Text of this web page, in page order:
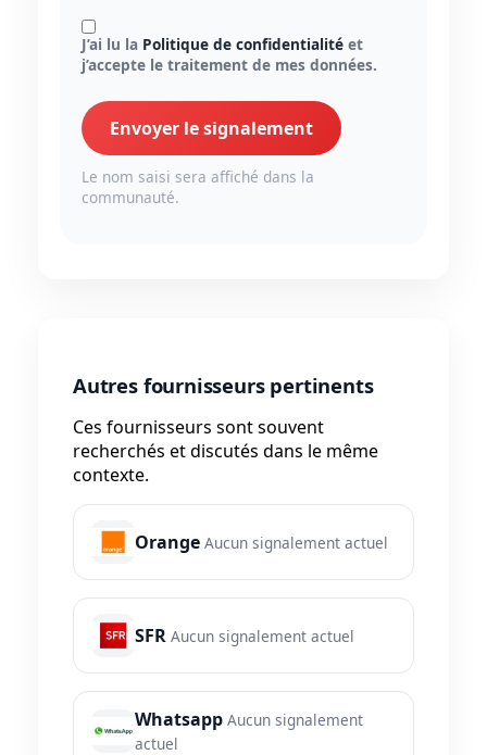
J’ai lu la Politique de confidentialité et
j’accepte le traitement de mes données.
Envoyer le signalement
Le nom saisi sera affiché dans la
communauté.
Autres fournisseurs pertinents
Ces fournisseurs sont souvent
recherchés et discutés dans le même
contexte.
Orange Aucun signalement actuel
SFR Aucun signalement actuel
Whatsapp Aucun signalement
actuel